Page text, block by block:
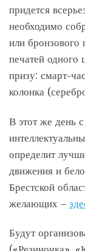
придется
необходимо
или бронзового
печатей одного
призу: смарт-
колонка
В этот же день
определит
движения и
Брестской
желающих –
Будут